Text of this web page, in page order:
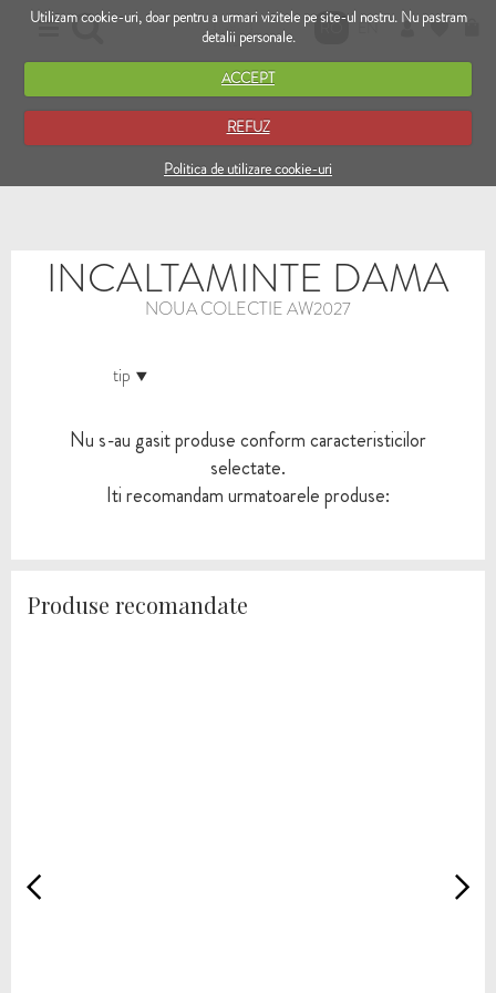
Utilizam cookie-uri, doar pentru a urmari vizitele pe site-ul nostru. Nu pastram
detalii personale.
ACCEPT
REFUZ
Politica de utilizare cookie-uri
RO EN
INCALTAMINTE DAMA
NOUA COLECTIE AW2027
tip
Nu s-au gasit produse conform caracteristicilor
selectate.
Iti recomandam urmatoarele produse:
Produse recomandate